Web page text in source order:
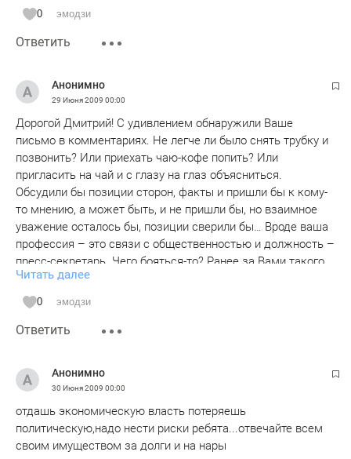
отмалчиваются - значит, такова позиция компаний.
псевдоинформацией, имея на руках контракт о
В целом, мы готовы к сотрудничеству с БГ. Издание
живое, имеет свою нишу, поднимает темы, на которые
преодолеть проблему роста. Сенсационность не главное в
деловой журналистике. Взвешенность, например, гораздо
важнее. И понимание, что у Александра Сергеева,
например, один набор факторов и проблем бизнеса, а у
Казаньорсгсинтеза - совсем другой. А главное,
последствия разные - как от состояния бизнеса, так и от
публикаций о нем.
С уважением.
0 эмодзи
Ответить
Анонимно
29 Июня 2009 00:00
Дорогой Дмитрий! С удивлением обнаружили Ваше
письмо в комментариях. Не легче ли было снять трубку и
позвонить? Или приехать чаю-кофе попить? Или
пригласить на чай и с глазу на глаз объясниться.
Обсудили бы позиции сторон, факты и пришли бы к кому-
то мнению, а может быть, и не пришли бы, но взаимное
уважение осталось бы, позиции сверили бы… Вроде ваша
профессия – это связи с общественностью и должность –
пресс-секретарь. Чего бояться-то? Ранее за Вами такого
не замечалось. На рынке СМИ к Вам всегда относились с
уважением как одному из немногих профессионалов
среди многочисленной когорты пресс-секретарей крупных
компаний. Поэтому тем более удивительны «игра в
прессой и нынешний партизанский способ коммуникации.
Удивлены, признаемся, но ладно.
комментарий».
Мы, конечно, несколько огорчены тем, что наше издание
не пригласили на собрание акционеров КОС, но трагедии
Читать далее
0 эмодзи
Ответить
Анонимно
30 Июня 2009 00:00
отдашь экономическую власть потеряешь
политическую,надо нести риски ребята...отвечайте всем
своим имуществом за долги и на нары